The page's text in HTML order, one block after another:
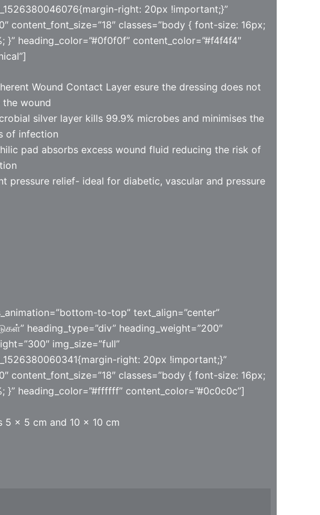
right: 20px !important;}”
content_font_size=”18″ classes=”body { font-size: 16px;
}” heading_color=”#0f0f0f” content_color=”#f4f4f4″
Wound Contact Layer esure the dressing does not
wound
silver layer kills 99.9% microbes and minimises the
of infection
pad absorbs excess wound fluid reducing the risk of
pressure relief- ideal for diabetic, vascular and pressure
to-top” text_align=”center”
heading_type=”div” heading_weight=”200″
img_size=”full”
right: 20px !important;}”
content_font_size=”18″ classes=”body { font-size: 16px;
}” heading_color=”#ffffff” content_color=”#0c0c0c”]
5 x 5 cm and 10 x 10 cm